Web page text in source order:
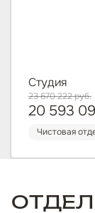
Студия
23 670 222руб.
20 593
Чистовая